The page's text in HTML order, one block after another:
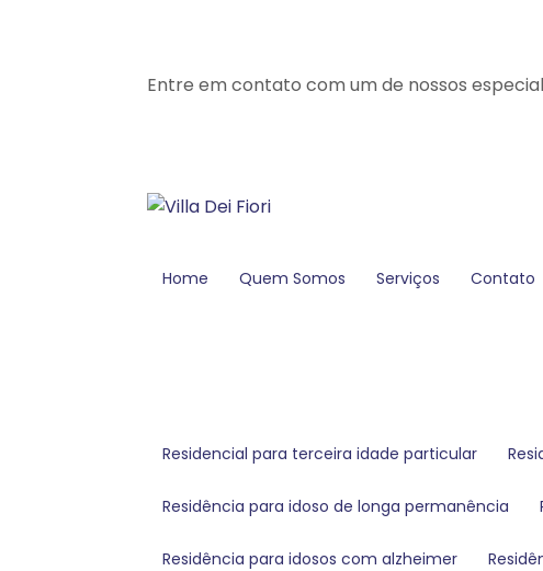
Entre em contato com um de nossos
Home Quem Somos Serviços Contato
residencial para terceira idade particular
residência para idoso de longa permanência
residência para idosos com alzheimer